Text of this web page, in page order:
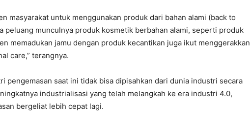
masyarakat untuk menggunakan produk dari bahan alami (back to
peluang munculnya produk kosmetik berbahan alami, seperti produk
memadukan jamu dengan produk kecantikan juga ikut menggerakkan
care,” terangnya.
pengemasan saat ini tidak bisa dipisahkan dari dunia industri secara
industrialisasi yang telah melangkah ke era industri 4.0,
bergeliat lebih cepat lagi.